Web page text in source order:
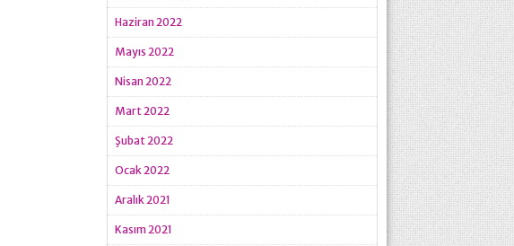
Haziran 2022
Mayıs 2022
Nisan 2022
Mart 2022
Şubat 2022
Ocak 2022
Aralık 2021
Kasım 2021